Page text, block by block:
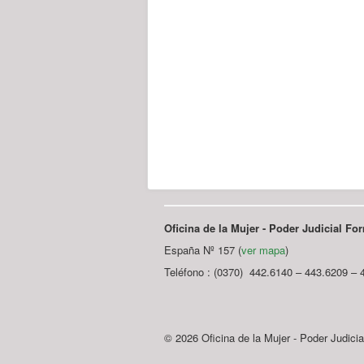
Oficina de la Mujer - Poder Judicial
España Nº 157 (ver mapa)
Teléfono : (0370) 442.6140 – 443.6209 –
© 2026 Oficina de la Mujer - Poder